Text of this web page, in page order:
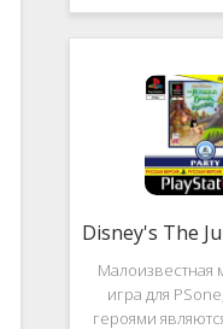
Warcraft 2:
рассказывает
историю, в
за королевство
Малоизвестная
игра для
героями